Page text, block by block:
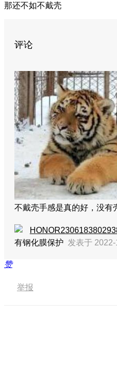
那还不如不戴壳
评论
不戴壳手感是真的好，没有
有钢化膜保护 发表于
赞
举报